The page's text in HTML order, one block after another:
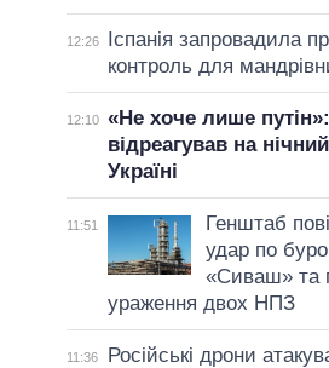
12:26
Іспанія запровадила
контроль для
12:10 «Не хоче лише
відреагував на
Україні
11:51
Генштаб
удар по
«Сиваш» та
ураження двох НПЗ
11:36
Російські дрони